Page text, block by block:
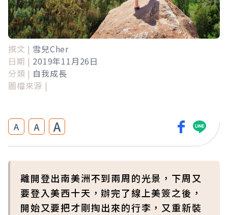
撰文 | 雪兒Cher
日期 | 2019年11月26日
分類 | 自我成長
圖檔來源 |
A A A
離開登出南美洲不到兩周的光景，下周又
要登入美西十天，辦完了線上美簽之後，
開始又要把才剛掏出來的行李，又重新裝